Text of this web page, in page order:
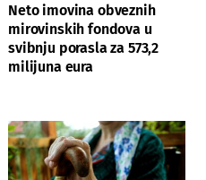
Neto imovina obveznih
mirovinskih fondova u
svibnju porasla za 573,2
milijuna eura